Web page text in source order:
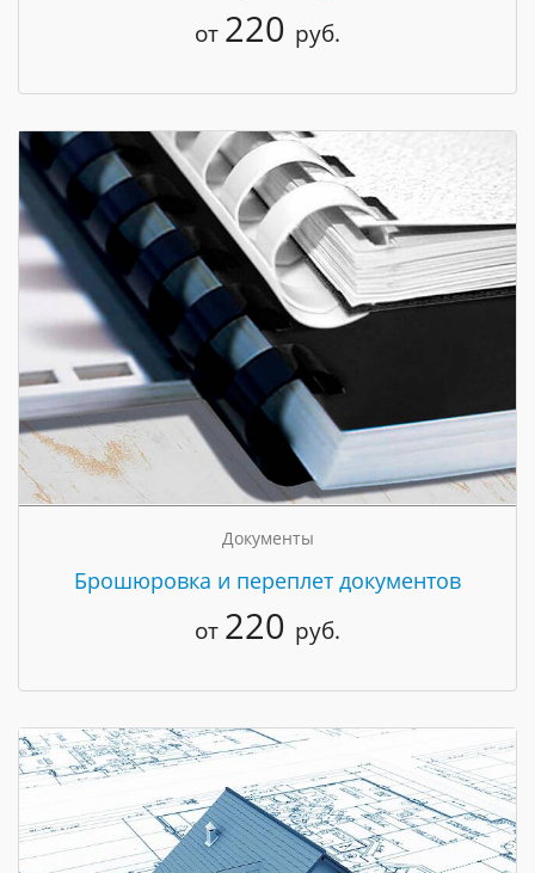
от 220 руб.
Документы
Брошюровка и переплет документов
от 220 руб.